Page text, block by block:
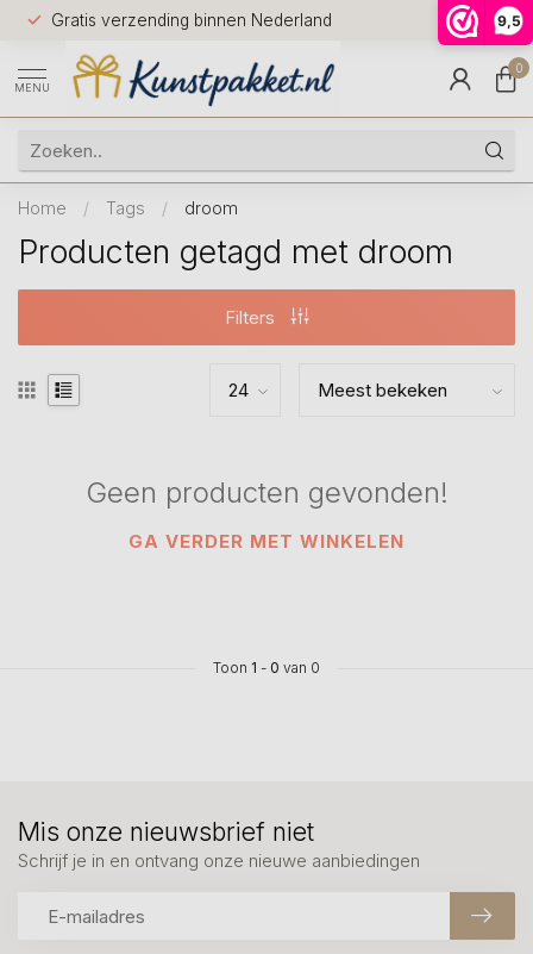
9,5
Gratis verzending binnen Nederland
Voor
huis
9.5
MENU
0
Home / Tags / droom
Producten getagd met droom
Filters
Geen producten gevonden!
GA VERDER MET WINKELEN
Toon 1 - 0 van 0
Mis onze nieuwsbrief niet
Schrijf je in en ontvang onze nieuwe aanbiedingen